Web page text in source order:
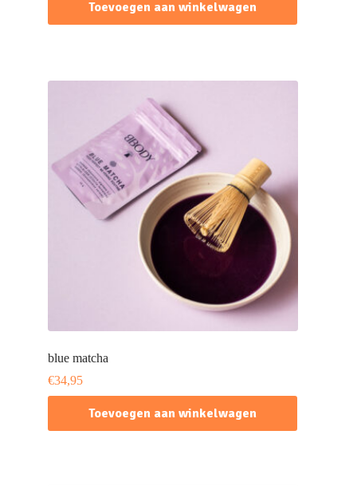
Toevoegen aan winkelwagen
blue matcha
€34,95
Toevoegen aan winkelwagen